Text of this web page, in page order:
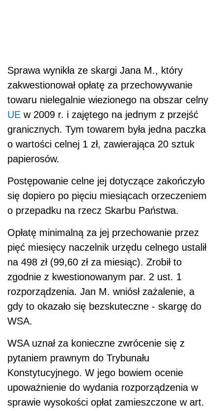
Sprawa wynikła ze skargi Jana M., który
zakwestionował opłatę za przechowywanie
towaru nielegalnie wiezionego na obszar celny
UE w 2009 r. i zajętego na jednym z przejść
granicznych. Tym towarem była jedna paczka
o wartości celnej 1 zł, zawierająca 20 sztuk
papierosów.
Postępowanie celne jej dotyczące zakończyło
się dopiero po pięciu miesiącach orzeczeniem
o przepadku na rzecz Skarbu Państwa.
Opłatę minimalną za jej przechowanie przez
pięć miesięcy naczelnik urzędu celnego ustalił
na 498 zł (99,60 zł za miesiąc). Zrobił to
zgodnie z kwestionowanym par. 2 ust. 1
rozporządzenia. Jan M. wniósł zażalenie, a
gdy to okazało się bezskuteczne - skargę do
WSA.
WSA uznał za konieczne zwrócenie się z
pytaniem prawnym do Trybunału
Konstytucyjnego. W jego bowiem ocenie
upoważnienie do wydania rozporządzenia w
sprawie wysokości opłat zamieszczone w art.